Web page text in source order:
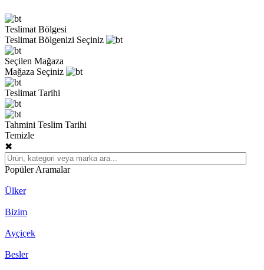
Teslimat Bölgesi
Teslimat Bölgenizi Seçiniz
Seçilen Mağaza
Mağaza Seçiniz
Teslimat Tarihi
Tahmini Teslim Tarihi
Temizle
✖
Popüler Aramalar
Ülker
Bizim
Ayçiçek
Besler